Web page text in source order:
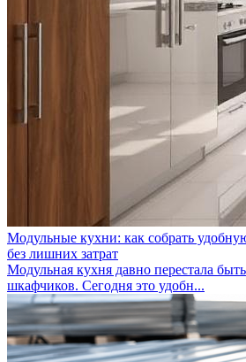
Модульные кухни: как собрать
без лишних затрат
Модульная кухня давно перестала
шкафчиков. Сегодня это удобн...